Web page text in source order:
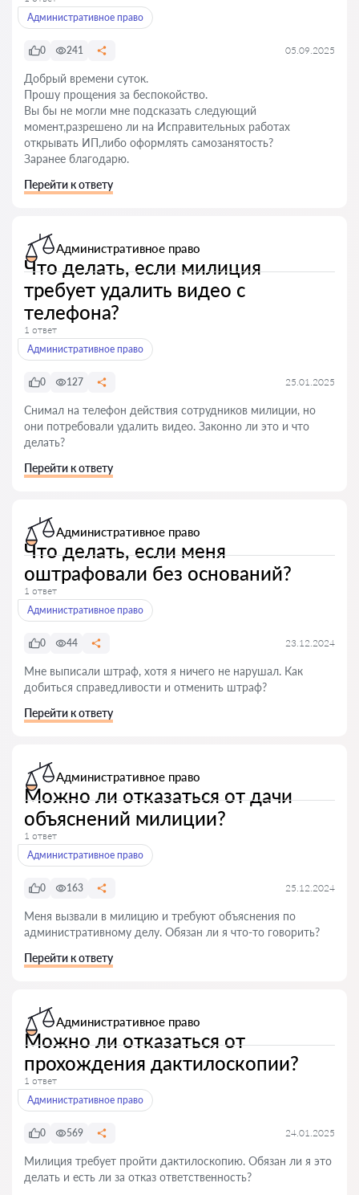
Административное право
0 241 05.09.2025
Добрый времени суток.
Прошу прощения за беспокойство.
Вы бы не могли мне подсказать следующий
момент,разрешено ли на Исправительных работах
открывать ИП,либо оформлять самозанятость?
Заранее благодарю.
Перейти к ответу
Административное право
Что делать, если милиция
требует удалить видео с
телефона?
1 ответ
Административное право
0 127 25.01.2025
Снимал на телефон действия сотрудников милиции, но
они потребовали удалить видео. Законно ли это и что
делать?
Перейти к ответу
Административное право
Что делать, если меня
оштрафовали без оснований?
1 ответ
Административное право
0 44 23.12.2024
Мне выписали штраф, хотя я ничего не нарушал. Как
добиться справедливости и отменить штраф?
Перейти к ответу
Административное право
Можно ли отказаться от дачи
объяснений милиции?
1 ответ
Административное право
0 163 25.12.2024
Меня вызвали в милицию и требуют объяснения по
административному делу. Обязан ли я что-то говорить?
Перейти к ответу
Административное право
Можно ли отказаться от
прохождения дактилоскопии?
1 ответ
Административное право
0 569 24.01.2025
Милиция требует пройти дактилоскопию. Обязан ли я это
делать и есть ли за отказ ответственность?